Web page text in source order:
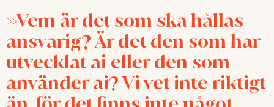
Vem är det som ska hållas
ansvarig? Är det den som har
utvecklat ai eller den som
använder ai? Vi vet inte riktigt